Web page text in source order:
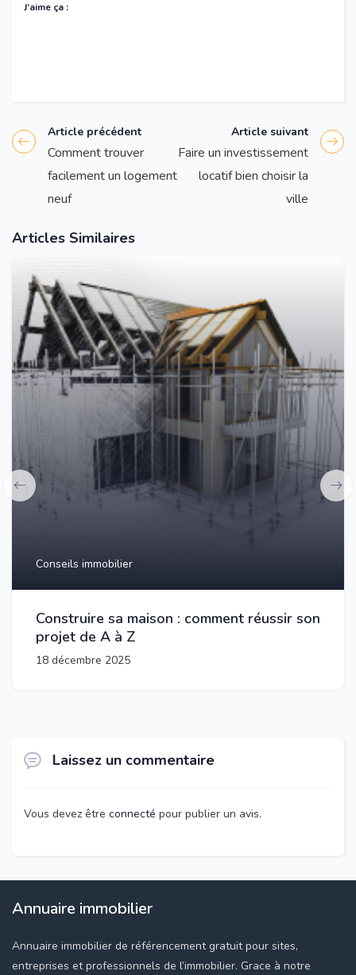
J’aime ça :
Article précédent
Comment trouver
facilement un logement
neuf
Article suivant
Faire un investissement
locatif bien choisir la
ville
Articles Similaires
Conseils immobilier
Construire sa maison : comment réussir son
projet de A à Z
18 décembre 2025
Laissez un commentaire
Vous devez être connecté pour publier un avis.
Annuaire immobilier
Annuaire immobilier de référencement gratuit pour sites,
entreprises et professionnels de l’immobilier. Grace à notre